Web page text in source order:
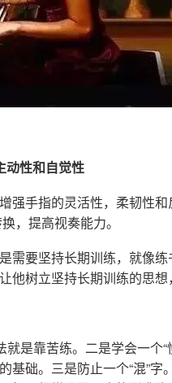
动性和自觉性
强手指的灵活性，柔韧性
，提高视奏能力。
要坚持长期训练，就像练
树立坚持长期训练的思想
是靠苦练。二是学会一个
础。三是防止一个“混”字